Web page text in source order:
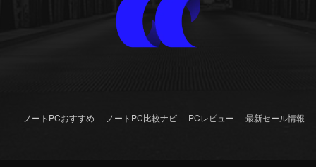
ノートPCおすすめ ノートPC比較ナビ PCレビュー 最新セール情報